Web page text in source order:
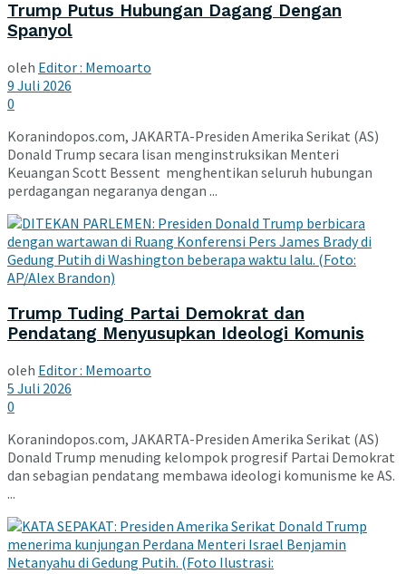
Trump Putus Hubungan Dagang Dengan
Spanyol
oleh Editor : Memoarto
9 Juli 2026
0
Koranindopos.com, JAKARTA-Presiden Amerika Serikat (AS)
Donald Trump secara lisan menginstruksikan Menteri
Keuangan Scott Bessent menghentikan seluruh hubungan
perdagangan negaranya dengan ...
Trump Tuding Partai Demokrat dan
Pendatang Menyusupkan Ideologi Komunis
oleh Editor : Memoarto
5 Juli 2026
0
Koranindopos.com, JAKARTA-Presiden Amerika Serikat (AS)
Donald Trump menuding kelompok progresif Partai Demokrat
dan sebagian pendatang membawa ideologi komunisme ke AS.
...